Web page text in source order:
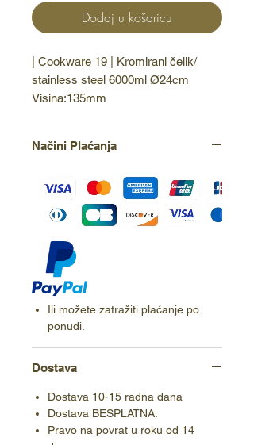
Dodaj u košaricu
| Cookware 19 | Kromirani čelik/
stainless steel 6000ml Ø24cm
Visina:135mm
Načini Plaćanja
Ili možete zatražiti plaćanje po
ponudi.
Dostava
Dostava 10-15 radna dana
Dostava BESPLATNA.
Pravo na povrat u roku od 14